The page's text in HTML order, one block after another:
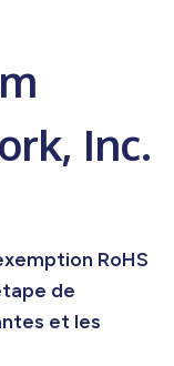
Inc.
RoHS
de
et les